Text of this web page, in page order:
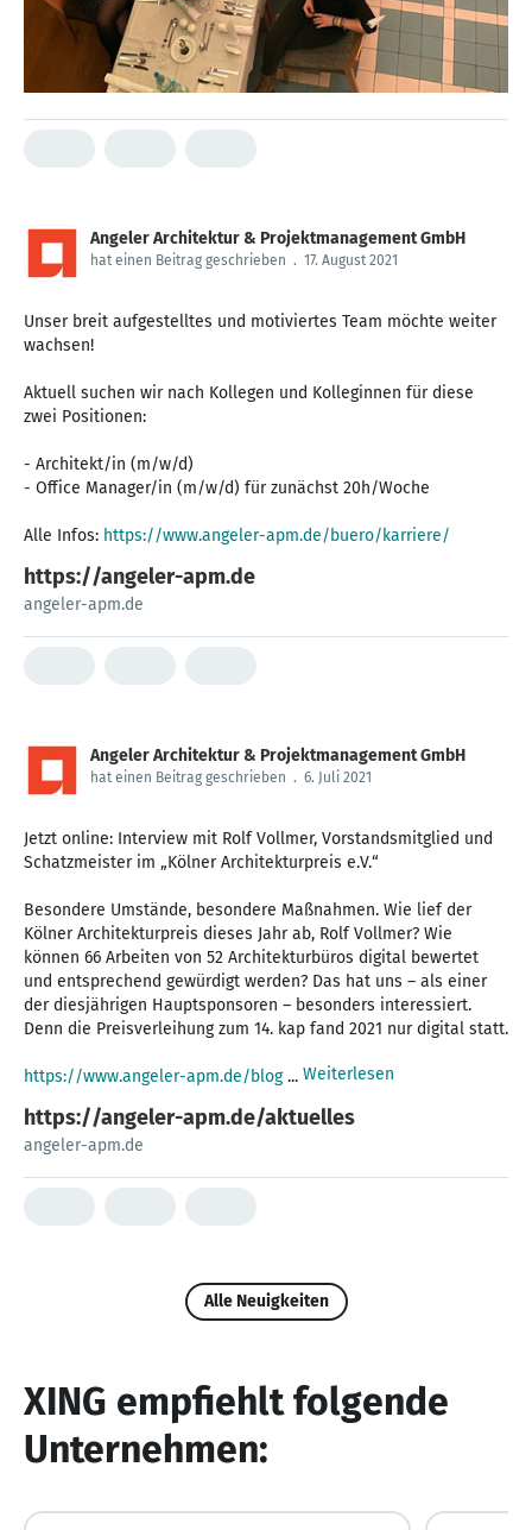
Angeler Architektur & Projektmanagement GmbH
hat einen Beitrag geschrieben . 17. August 2021
Unser breit aufgestelltes und motiviertes Team möchte weiter
wachsen!
Aktuell suchen wir nach Kollegen und Kolleginnen für diese
zwei Positionen:
- Architekt/in (m/w/d)
- Office Manager/in (m/w/d) für zunächst 20h/Woche
Alle Infos: https://www.angeler-apm.de/buero/karriere/
https://angeler-apm.de
angeler-apm.de
Angeler Architektur & Projektmanagement GmbH
hat einen Beitrag geschrieben . 6. Juli 2021
Jetzt online: Interview mit Rolf Vollmer, Vorstandsmitglied und
Schatzmeister im „Kölner Architekturpreis e.V.“
Besondere Umstände, besondere Maßnahmen. Wie lief der
Kölner Architekturpreis dieses Jahr ab, Rolf Vollmer? Wie
können 66 Arbeiten von 52 Architekturbüros digital bewertet
und entsprechend gewürdigt werden? Das hat uns – als einer
der diesjährigen Hauptsponsoren – besonders interessiert.
Denn die Preisverleihung zum 14. kap fand 2021 nur digital statt.
https://www.angeler-apm.de/blog... Weiterlesen
https://angeler-apm.de/aktuelles
angeler-apm.de
Alle Neuigkeiten
XING empfiehlt folgende
Unternehmen: